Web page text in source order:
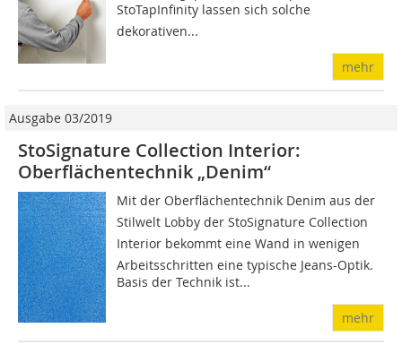
StoTapInfinity lassen sich solche
dekorativen...
mehr
Ausgabe 03/2019
StoSignature Collection Interior:
Oberflächentechnik „Denim“
Mit der Oberflächentechnik Denim aus der
Stilwelt Lobby der StoSignature Collection
Interior bekommt eine Wand in wenigen
Arbeitsschritten eine typische Jeans-Optik.
Basis der Technik ist...
mehr